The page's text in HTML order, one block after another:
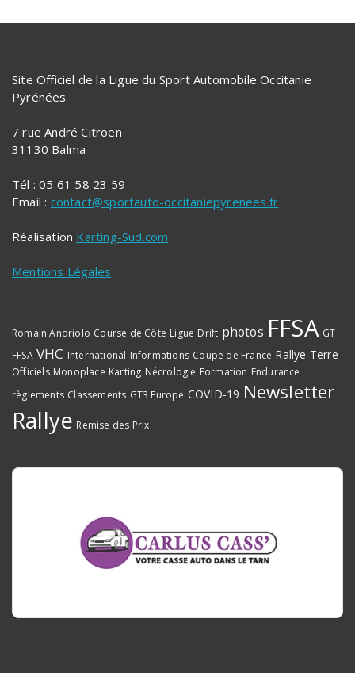
Site Officiel de la Ligue du Sport Automobile Occitanie
Pyrénées
7 rue André Citroën
31130 Balma
Tél : 05 61 58 23 59
Email : contact@sportauto-occitaniepyrenees.fr
Réalisation Karting-Sud.com
Mentions Légales
Romain Andriolo Course de Côte Ligue Drift photos FFSA GT
FFSA VHC International Informations Coupe de France Rallye Terre
Officiels Monoplace Karting Nécrologie Formation Endurance
règlements Classements GT3 Europe COVID-19 Newsletter
Rallye Remise des Prix